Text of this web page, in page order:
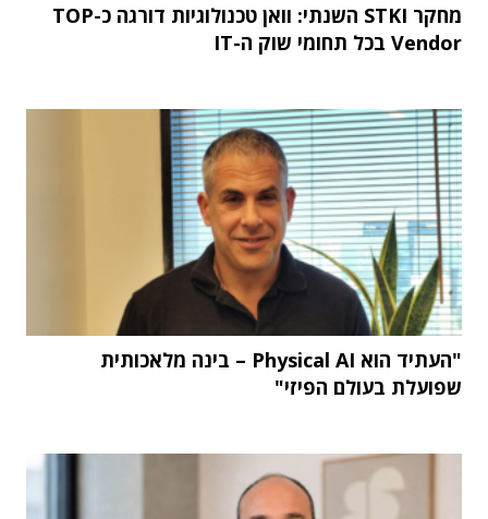
מחקר STKI השנתי: וואן טכנולוגיות דורגה כ-TOP
Vendor בכל תחומי שוק ה-IT
"העתיד הוא Physical AI – בינה מלאכותית
שפועלת בעולם הפיזי"